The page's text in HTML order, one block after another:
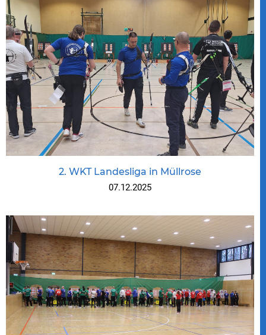
2. WKT Landesliga in Müllrose
07.12.2025